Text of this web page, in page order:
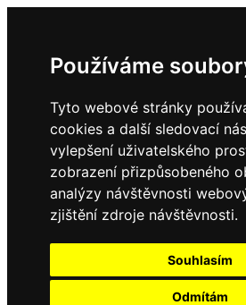
Používáme
Tyto webové stránky
cookies a další sledovací
vylepšení uživatelského
zobrazení přizpůsobeného
analýzy návštěvnosti
zjištění zdroje návštěvnosti.
Souhlasím
Odmítám